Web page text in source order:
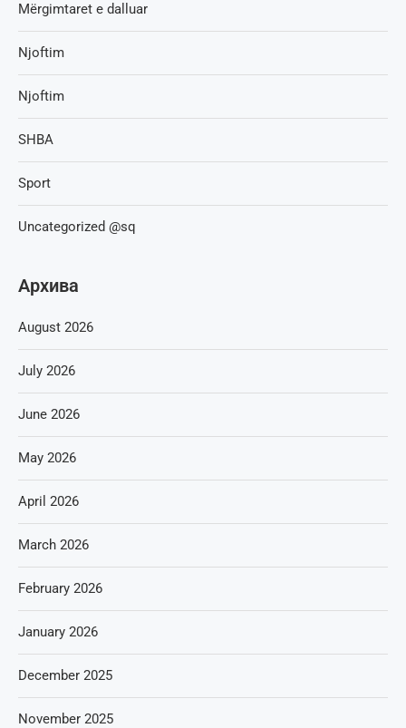
Mërgimtaret e dalluar
Njoftim
Njoftim
SHBA
Sport
Uncategorized @sq
Архива
August 2026
July 2026
June 2026
May 2026
April 2026
March 2026
February 2026
January 2026
December 2025
November 2025